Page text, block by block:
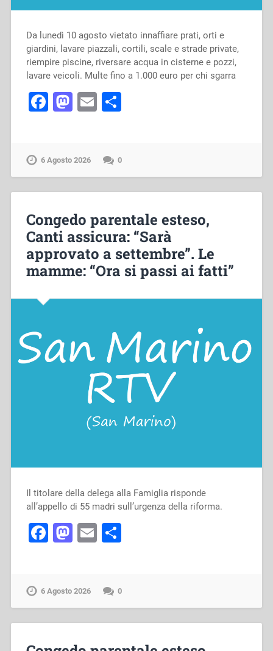
Da lunedì 10 agosto vietato innaffiare prati, orti e
giardini, lavare piazzali, cortili, scale e strade private,
riempire piscine, riversare acqua in cisterne e pozzi,
lavare veicoli. Multe fino a 1.000 euro per chi sgarra
Facebook
Mastodon
Email
6 Agosto 2026 0
Congedo parentale esteso,
Canti assicura: “Sarà
approvato a settembre”. Le
mamme: “Ora si passi ai fatti”
Il titolare della delega alla Famiglia risponde
all’appello di 55 madri sull’urgenza della riforma.
Facebook
Mastodon
EmailCondividi
6 Agosto 2026 0